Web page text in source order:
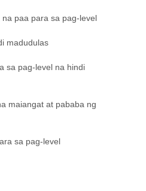
paa para sa pag-level
madudulas
sa pag-level na hindi
maiangat at pababa ng
sa pag-level